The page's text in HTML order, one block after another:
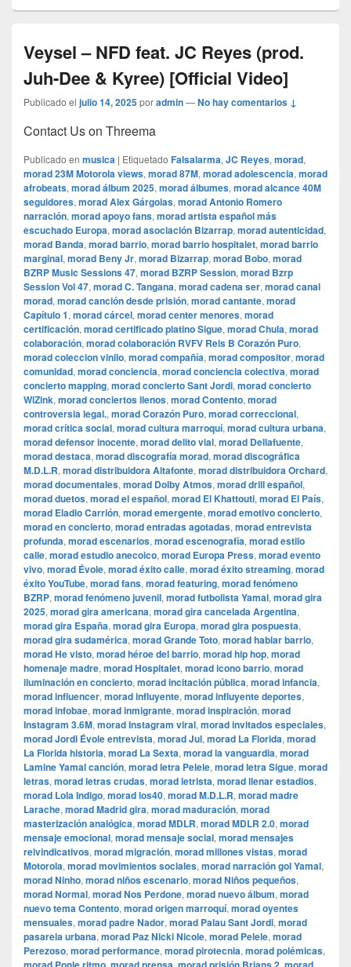
Veysel – NFD feat. JC Reyes (prod.
Juh-Dee & Kyree) [Official Video]
Publicado el julio 14, 2025poradmin—No hay comentarios ↓
Contact Us on Threema
Publicado en musica | Etiquetado Falsalarma, JC Reyes, morad,
morad 23M Motorola views, morad 87M, morad adolescencia, morad
afrobeats, morad álbum 2025, morad álbumes, morad alcance 40M
seguidores, morad Alex Gárgolas, morad Antonio Romero
narración, morad apoyo fans, morad artista español más
escuchado Europa, morad asociación Bizarrap, morad autenticidad,
morad Banda, morad barrio, morad barrio hospitalet, morad barrio
marginal, morad Beny Jr, morad Bizarrap, morad Bobo, morad
BZRP Music Sessions 47, morad BZRP Session, morad Bzrp
Session Vol 47, morad C. Tangana, morad cadena ser, morad canal
morad, morad canción desde prisión, morad cantante, morad
Capítulo 1, morad cárcel, morad center menores, morad
certificación, morad certificado platino Sigue, morad Chula, morad
colaboración, morad colaboración RVFV Rels B Corazón Puro,
morad coleccion vinilo, morad compañía, morad compositor, morad
comunidad, morad conciencia, morad conciencia colectiva, morad
concierto mapping, morad concierto Sant Jordi, morad concierto
WiZink, morad conciertos llenos, morad Contento, morad
controversia legal., morad Corazón Puro, morad correccional,
morad crítica social, morad cultura marroquí, morad cultura urbana,
morad defensor inocente, morad delito vial, morad Dellafuente,
morad destaca, morad discografía morad, morad discográfica
M.D.L.R, morad distribuidora Altafonte, morad distribuidora Orchard,
morad documentales, morad Dolby Atmos, morad drill español,
morad duetos, morad el español, morad El Khattouti, morad El País,
morad Eladio Carrión, morad emergente, morad emotivo concierto,
morad en concierto, morad entradas agotadas, morad entrevista
profunda, morad escenarios, morad escenografía, morad estilo
calle, morad estudio anecoico, morad Europa Press, morad evento
vivo, morad Évole, morad éxito calle, morad éxito streaming, morad
éxito YouTube, morad fans, morad featuring, morad fenómeno
BZRP, morad fenómeno juvenil, morad futbolista Yamal, morad gira
2025, morad gira americana, morad gira cancelada Argentina,
morad gira España, morad gira Europa, morad gira pospuesta,
morad gira sudamérica, morad Grande Toto, morad hablar barrio,
morad He visto, morad héroe del barrio, morad hip hop, morad
homenaje madre, morad Hospitalet, morad icono barrio, morad
iluminación en concierto, morad incitación pública, morad infancia,
morad influencer, morad influyente, morad influyente deportes,
morad infobae, morad inmigrante, morad inspiración, morad
Instagram 3.6M, morad Instagram viral, morad invitados especiales,
morad Jordi Évole entrevista, morad Jul, morad La Florida, morad
La Florida historia, morad La Sexta, morad la vanguardia, morad
Lamine Yamal canción, morad letra Pelele, morad letra Sigue, morad
letras, morad letras crudas, morad letrista, morad llenar estadios,
morad Lola Indigo, morad los40, morad M.D.L.R, morad madre
Larache, morad Madrid gira, morad maduración, morad
masterización analógica, morad MDLR, morad MDLR 2.0, morad
mensaje emocional, morad mensaje social, morad mensajes
reivindicativos, morad migración, morad millones vistas, morad
Motorola, morad movimientos sociales, morad narración gol Yamal,
morad Ninho, morad niños escenario, morad Niños pequeños,
morad Normal, morad Nos Perdone, morad nuevo álbum, morad
nuevo tema Contento, morad origen marroquí, morad oyentes
mensuales, morad padre Nador, morad Palau Sant Jordi, morad
pasarela urbana, morad Paz Nicki Nicole, morad Pelele, morad
Perezoso, morad performance, morad pirotecnia, morad polémicas,